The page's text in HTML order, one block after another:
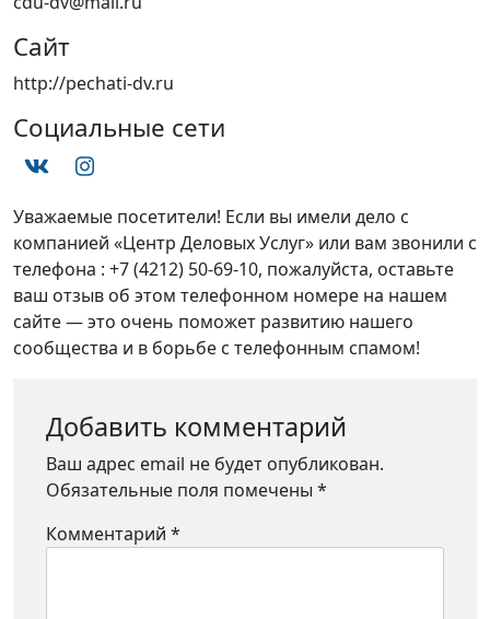
Сайт
http://pechati-dv.ru
Социальные сети
Уважаемые посетители! Если вы имели дело с
компанией «Центр Деловых Услуг» или вам звонили с
телефона : +7 (4212) 50-69-10, пожалуйста, оставьте
ваш отзыв об этом телефонном номере на нашем
сайте — это очень поможет развитию нашего
сообщества и в борьбе с телефонным спамом!
Добавить комментарий
Ваш адрес email не будет опубликован.
Обязательные поля помечены *
Комментарий *